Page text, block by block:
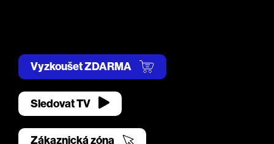
Vyzkoušet ZDARMA
Sledovat TV
Zákaznická zóna